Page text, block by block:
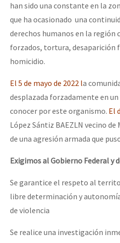
han sido una constante en la
que ha ocasionado una
derechos humanos en la
forzados, tortura, desaparición
homicidio.
El 5 de mayo de 2022 la
desplazada forzadamente en
conocer por este organismo. El
López Sántiz BAEZLN vecino
de una agresión armada que
Exigimos al Gobierno Federal y
Se garantice el respeto al
libre determinación y
de violencia
Se realice una investigación